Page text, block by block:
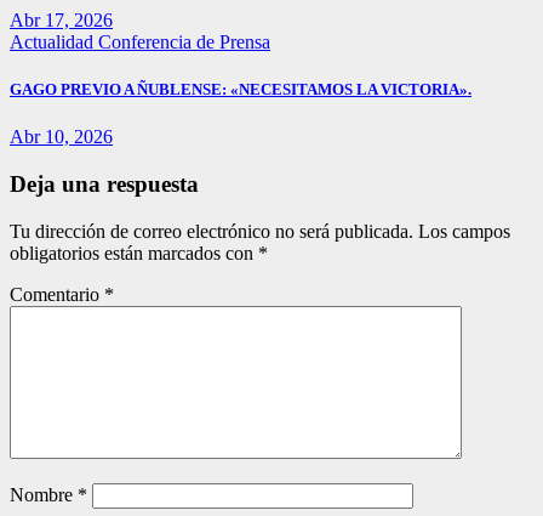
Abr 17, 2026
Actualidad Conferencia de Prensa
GAGO PREVIO A ÑUBLENSE: «NECESITAMOS LA VICTORIA».
Abr 10, 2026
Deja una respuesta
Tu dirección de correo electrónico no será publicada. Los campos
obligatorios están marcados con *
Comentario *
Nombre *